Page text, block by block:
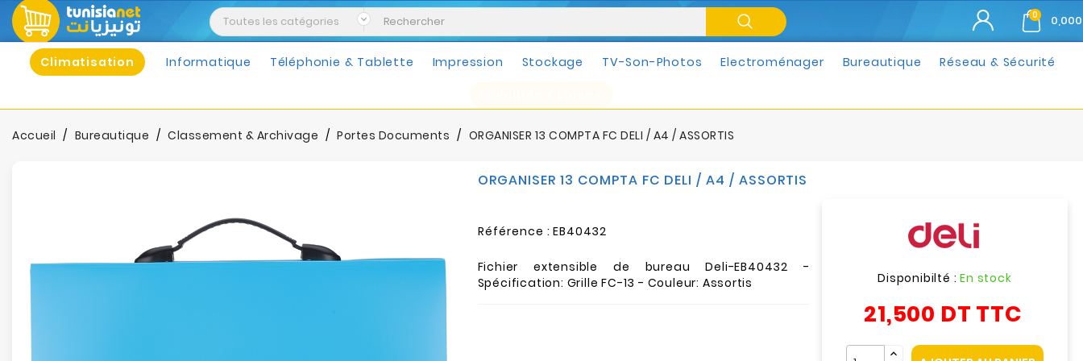
0
Climatisation Informatique Téléphonie & Tablette Impression Stockage TV-Son-Photos Electroménager Bureautique Réseau & Sécurité
Accueil Bureautique Classement & Archivage Portes Documents ORGANISER 13 COMPTA FC DELI / A4 / ASSORTIS
ORGANISER 13 COMPTA FC DELI / A4 / ASSORTIS
Référence : EB40432
Fichier extensible de bureau Deli-EB40432 -
Spécification: Grille FC-13 - Couleur: Assortis
Disponibilté :En stock
21,500 DT TTC